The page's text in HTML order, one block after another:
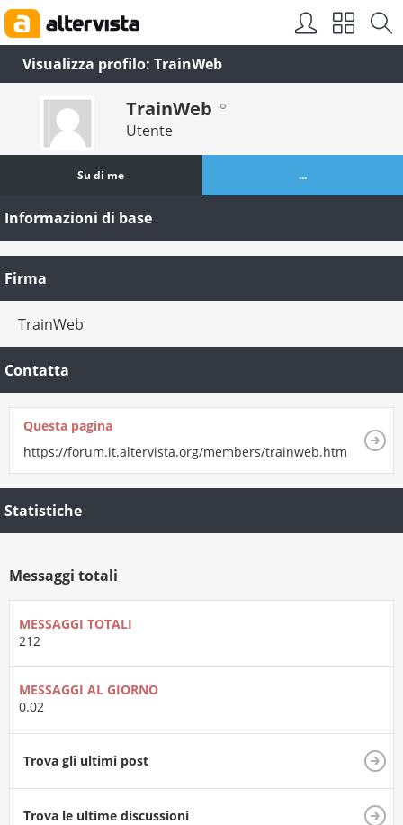
Visualizza profilo: TrainWeb
TrainWeb
Utente
Su di me ...
Informazioni di base
Firma
TrainWeb
Contatta
Questa pagina
https://forum.it.altervista.org/members/trainweb.html
Statistiche
Messaggi totali
MESSAGGI TOTALI
212
MESSAGGI AL GIORNO
0.02
Trova gli ultimi post
Trova le ultime discussioni